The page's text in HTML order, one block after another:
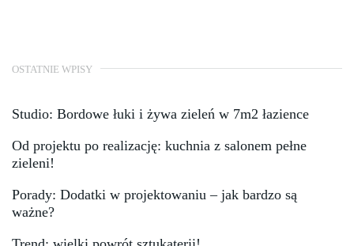
OSTATNIE WPISY
Studio: Bordowe łuki i żywa zieleń w 7m2 łazience
Od projektu po realizację: kuchnia z salonem pełne
zieleni!
Porady: Dodatki w projektowaniu – jak bardzo są
ważne?